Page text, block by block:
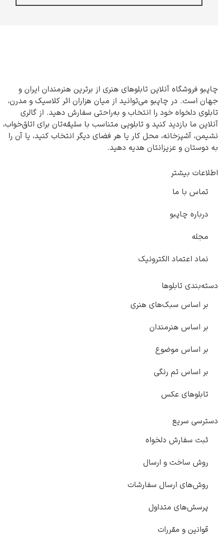
چاپبو فروشگاه آنلاین تابلوهای هنری از برترین هنرمندان ایران و
جهان است. در چاپبو می‌توانید از میان هزاران اثر کلاسیک و مدرن،
تابلوی دلخواه خود را انتخاب و به‌راحتی سفارش دهید. از گالری
آنلاین ما بازدید کنید و تابلویی متناسب با سلیقه‌تان برای اتاق‌خواب،
نشیمن، آشپزخانه، محل کار یا هر فضای دیگر انتخاب کنید، یا آن را
به دوستان و عزیزانتان هدیه دهید.
اطلاعات بیشتر
تماس با ما
درباره چاپبو
مجله
نماد اعتماد الکترونیک
دسته‌بندی تابلوها
بر اساس سبک‌های هنری
بر اساس هنرمندان
بر اساس موضوع
بر اساس تم رنگی
تابلوهای عکس
دسترسی سریع
ثبت سفارش دلخواه
روش ساخت و ارسال
روش‌های ارسال سفارشات
پرسش‌های متداول
قوانین و مقررات